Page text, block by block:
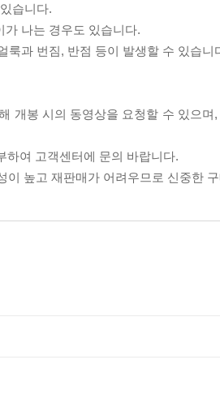
습니다.
가 나는 경우도 있습니다.
룩과 번짐, 반점 등이 발생할 수 있습니
개봉 시의 동영상을 요청할 수 있으
하여 고객센터에 문의 바랍니다.
높고 재판매가 어려우므로 신중한